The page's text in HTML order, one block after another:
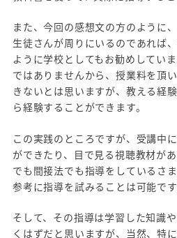
また、今回の感想文の方のように
生徒さんが周りにいるのであれば
ように学校としてもお勧めしてい
ではありませんから、授業料を頂
きないとは思いますが、教える経
ら経験することができます。
この実践のところですが、受講中
ができたり、目で見る視聴教材が
でも間接法でも指導をしているさ
参考に指導を試みることは可能です
そして、その指導は学習した知識
くはずだと思いますが、当然、特